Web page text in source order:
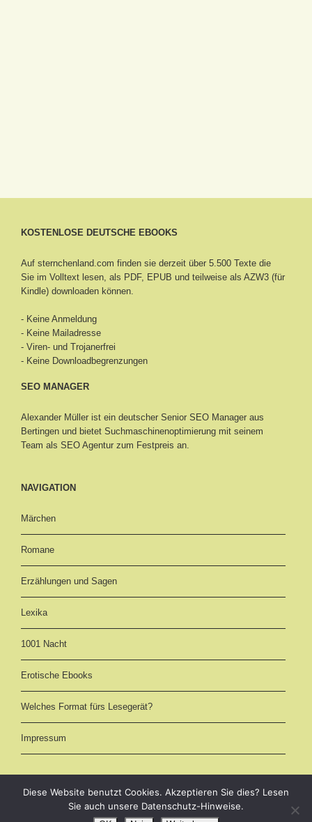
KOSTENLOSE DEUTSCHE EBOOKS
Auf sternchenland.com finden sie derzeit über 5.500 Texte die
Sie im Volltext lesen, als PDF, EPUB und teilweise als AZW3 (für
Kindle) downloaden können.
- Keine Anmeldung
- Keine Mailadresse
- Viren- und Trojanerfrei
- Keine Downloadbegrenzungen
SEO MANAGER
Alexander Müller ist ein deutscher Senior SEO Manager aus
Bertingen und bietet Suchmaschinenoptimierung mit seinem
Team als SEO Agentur zum Festpreis an.
NAVIGATION
Märchen
Romane
Erzählungen und Sagen
Lexika
1001 Nacht
Erotische Ebooks
Welches Format fürs Lesegerät?
Impressum
eBooks kostenlos downloaden als EPUB, AZW3 (Kindle) und PDF -
Diese Website benutzt Cookies. Akzeptieren Sie dies? Lesen
Sie auch unsere Datenschutz-Hinweise.